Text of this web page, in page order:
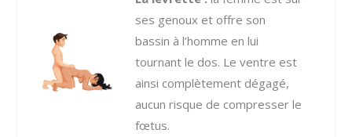
ses genoux et offre son
bassin à l’homme en lui
tournant le dos. Le ventre est
ainsi complètement dégagé,
aucun risque de compresser le
fœtus.